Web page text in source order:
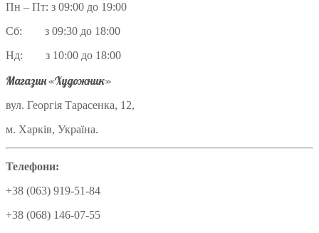
Пн – Пт: з 09:00 до 19:00
Сб: з 09:30 до 18:00
Нд: з 10:00 до 18:00
Магазин «Художник»
вул. Георгія Тарасенка, 12,
м. Харків, Україна.
Телефони:
+38 (063) 919-51-84
+38 (068) 146-07-55